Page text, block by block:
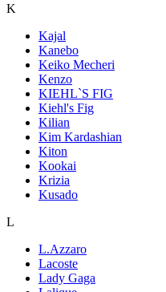
K
Kajal
Kanebo
Keiko Mecheri
Kenzo
KIEHL`S FIG
Kiehl's Fig
Kilian
Kim Kardashian
Kiton
Kookai
Krizia
Kusado
L
L.Azzaro
Lacoste
Lady Gaga